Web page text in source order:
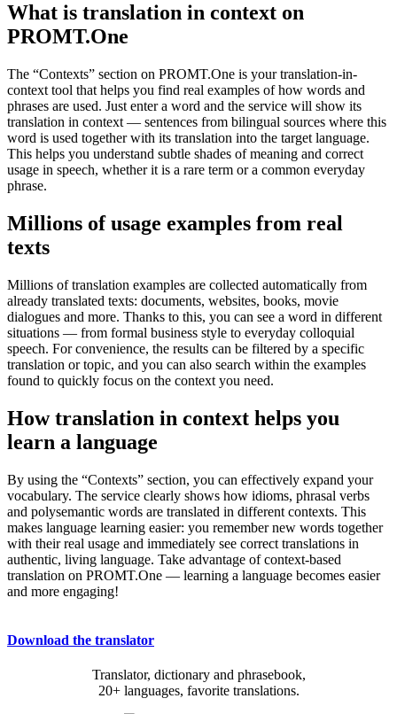
What is translation in context on
PROMT.One
The “Contexts” section on PROMT.One is your translation-in-
context tool that helps you find real examples of how words and
phrases are used. Just enter a word and the service will show its
translation in context — sentences from bilingual sources where this
word is used together with its translation into the target language.
This helps you understand subtle shades of meaning and correct
usage in speech, whether it is a rare term or a common everyday
phrase.
Millions of usage examples from real
texts
Millions of translation examples are collected automatically from
already translated texts: documents, websites, books, movie
dialogues and more. Thanks to this, you can see a word in different
situations — from formal business style to everyday colloquial
speech. For convenience, the results can be filtered by a specific
translation or topic, and you can also search within the examples
found to quickly focus on the context you need.
How translation in context helps you
learn a language
By using the “Contexts” section, you can effectively expand your
vocabulary. The service clearly shows how idioms, phrasal verbs
and polysemantic words are translated in different contexts. This
makes language learning easier: you remember new words together
with their real usage and immediately see correct translations in
authentic, living language. Take advantage of context-based
translation on PROMT.One — learning a language becomes easier
and more engaging!
Download the translator
Translator, dictionary and phrasebook,
20+ languages, favorite translations.